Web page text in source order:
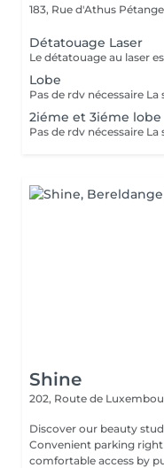
183, Rue d'Athus Pétange
Détatouage Laser
Lobe
2iéme et 3iéme lobe
Shine
202, Route de
Discover our beauty
Convenient parking
comfortable access by